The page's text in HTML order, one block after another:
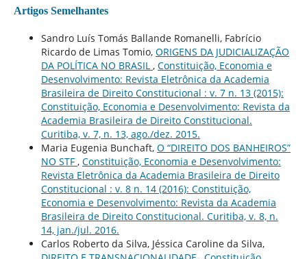
Artigos Semelhantes
Sandro Luís Tomás Ballande Romanelli, Fabrício
Ricardo de Limas Tomio, ORIGENS DA JUDICIALIZAÇÃO
DA POLÍTICA NO BRASIL , Constituição, Economia e
Desenvolvimento: Revista Eletrônica da Academia
Brasileira de Direito Constitucional : v. 7 n. 13 (2015):
Constituição, Economia e Desenvolvimento: Revista da
Academia Brasileira de Direito Constitucional.
Curitiba, v. 7, n. 13, ago./dez. 2015.
Maria Eugenia Bunchaft, O “DIREITO DOS BANHEIROS”
NO STF , Constituição, Economia e Desenvolvimento:
Revista Eletrônica da Academia Brasileira de Direito
Constitucional : v. 8 n. 14 (2016): Constituição,
Economia e Desenvolvimento: Revista da Academia
Brasileira de Direito Constitucional. Curitiba, v. 8, n.
14, jan./jul. 2016.
Carlos Roberto da Silva, Jéssica Caroline da Silva,